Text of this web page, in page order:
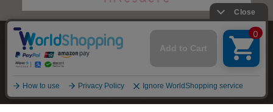
株式会社オカダヤ
特定商取引法に基づく表記 プライバシーポリシー サイトマップ
2012-2026OKADAYA CO.,LTD.